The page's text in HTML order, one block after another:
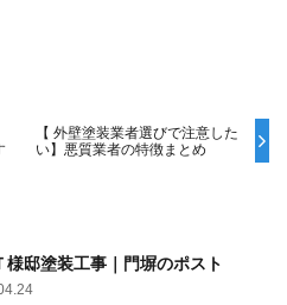
【 外壁塗装業者選びで注意した
い】悪質業者の特徴まとめ
様邸塗装工事｜門塀のポスト